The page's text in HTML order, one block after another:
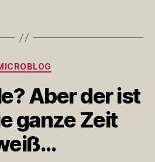
Kategorien
Aber der ist
ganze Zeit